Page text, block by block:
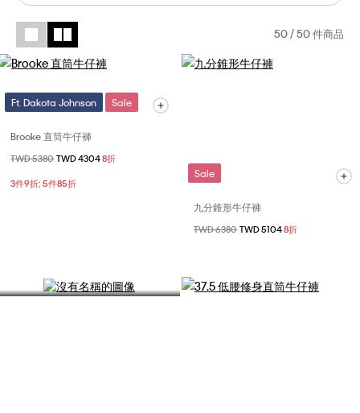
50 / 50 件商品
Ft. Dakota Johnson Sale
Brooke 直筒牛仔褲
價格扣減從
TWD 5380 至
TWD 43048折
3件9折; 5件85折
Sale
九分錐形牛仔褲
價格扣減從
TWD 6380 至
TWD 51048折
牛仔褲剪裁指南
發掘適合您的牛仔褲尺寸及剪